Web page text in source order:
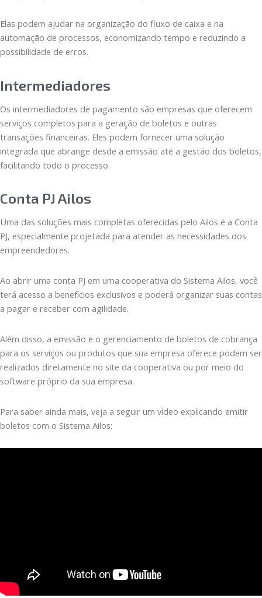
Elas podem ajudar na organização do fluxo de caixa e na
automação de processos, economizando tempo e reduzindo a
possibilidade de erros.
Intermediadores
Os intermediadores de pagamento são empresas que oferecem
serviços completos para a geração de boletos e outras
transações financeiras. Eles podem fornecer uma solução
integrada que abrange desde a emissão até a gestão dos boletos,
facilitando todo o processo.
Conta PJ Ailos
Uma das soluções mais completas oferecidas pelo Ailos é a Conta
PJ, especialmente projetada para atender as necessidades dos
empreendedores.
Ao abrir uma conta PJ em uma cooperativa do Sistema Ailos, você
terá acesso a benefícios exclusivos e poderá organizar suas contas
a pagar e receber com agilidade.
Além disso, a emissão e o gerenciamento de boletos de cobrança
para os serviços ou produtos que sua empresa oferece podem ser
realizados diretamente no site da cooperativa ou por meio do
software próprio da sua empresa.
Para saber ainda mais, veja a seguir um vídeo explicando emitir
boletos com o Sistema Ailos: